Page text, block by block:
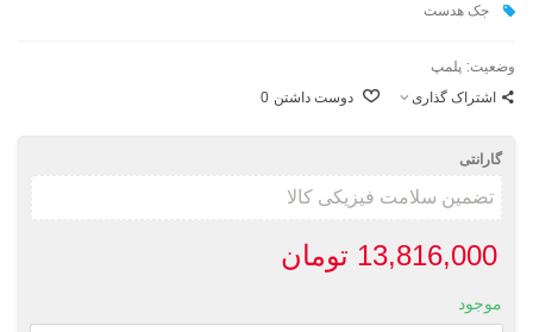
جک هدست
وضعیت: پلمپ
اشتراک گذاری
دوست داشتن 0
گارانتی
13,816,000 تومان
موجود